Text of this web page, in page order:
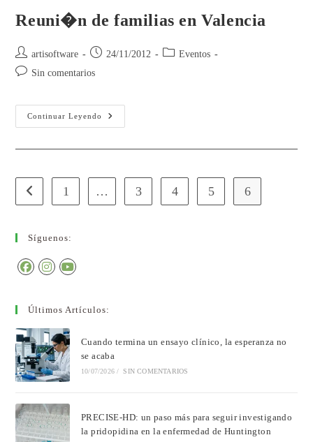
Reuni�n de familias en Valencia
artisoftware 24/11/2012
Eventos
Sin comentarios
Continuar Leyendo
1 … 3 4 5 6
Síguenos:
Últimos Artículos:
Cuando termina un ensayo clínico, la esperanza no
se acaba
10/07/2026 / SIN COMENTARIOS
PRECISE-HD: un paso más para seguir investigando
la pridopidina en la enfermedad de Huntington